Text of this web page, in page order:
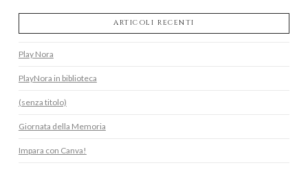
ARTICOLI RECENTI
Play Nora
PlayNora in biblioteca
(senza titolo)
Giornata della Memoria
Impara con Canva!